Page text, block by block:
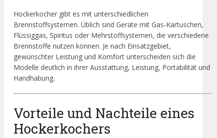
Hockerkocher gibt es mit unterschiedlichen
Brennstoffsystemen. Üblich sind Geräte mit Gas‑Kartuschen,
Flüssiggas, Spiritus oder Mehrstoffsystemen, die verschiedene
Brennstoffe nutzen können. Je nach Einsatzgebiet,
gewünschter Leistung und Komfort unterscheiden sich die
Modelle deutlich in ihrer Ausstattung, Leistung, Portabilität und
Handhabung.
Vorteile und Nachteile eines
Hockerkochers